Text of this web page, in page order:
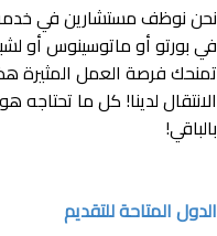
نحن نوظف مستشارين في خدمة
في بورتو أو ماتوسينوس أو
تمنحك فرصة العمل المثيرة
الانتقال لدينا! كل ما
بالباقي!
الدول المتاحة للتقديم